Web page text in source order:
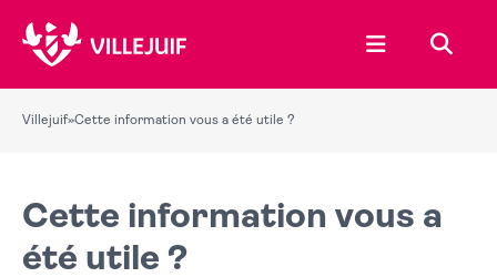
Ouvrir le
Villejuif»Cette information vous a été utile ?
Cette information vous a
été utile ?